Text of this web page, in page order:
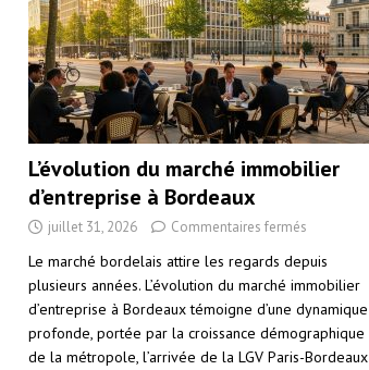
L’évolution du marché immobilier
d’entreprise à Bordeaux
juillet 31, 2026 Commentaires fermés
Le marché bordelais attire les regards depuis
plusieurs années. L’évolution du marché immobilier
d’entreprise à Bordeaux témoigne d’une dynamique
profonde, portée par la croissance démographique
de la métropole, l’arrivée de la LGV Paris-Bordeaux